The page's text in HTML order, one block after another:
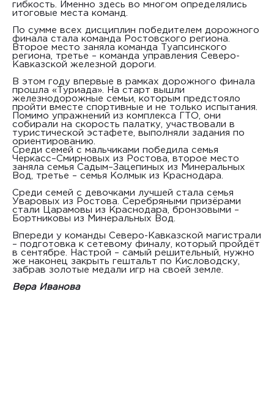
гибкость. Именно здесь во многом определялись
итоговые места команд.
По сумме всех дисциплин победителем дорожного
финала стала команда Ростовского региона.
Второе место заняла команда Туапсинского
региона, третье – команда управления Северо-
Кавказской железной дороги.
В этом году впервые в рамках дорожного финала
прошла «Туриада». На старт вышли
железнодорожные семьи, которым предстояло
пройти вместе спортивные и не только испы­тания.
Помимо упражнений из комплекса ГТО, они
собирали на скорость палатку, участвовали в
туристической эстафете, выполняли задания по
ориентированию.
Среди семей с мальчиками победила семья
Черкасс–Смирновых из Ростова, второе место
заняла семья Садым–Зацепиных из Минеральных
Вод, третье – семья Колмык из Краснодара.
Среди семей с девочками лучшей стала семья
Уваровых из Ростова. Серебряными призёрами
стали Царамовы из Краснодара, бронзовыми –
Бортниковы из Минеральных Вод.
Впереди у команды Северо-Кавказской магистрали
– подготовка к сетевому финалу, который пройдёт
в сентябре. Настрой – самый решительный, нужно
же наконец закрыть ге­штальт по Кисловодску,
забрав золотые медали игр на своей земле.
Вера Иванова